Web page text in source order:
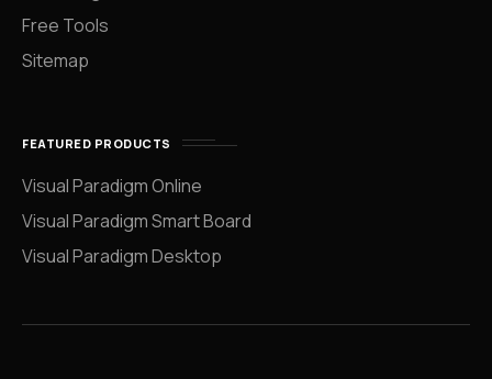
Free Tools
Sitemap
FEATURED PRODUCTS
Visual Paradigm Online
Visual Paradigm Smart Board
Visual Paradigm Desktop